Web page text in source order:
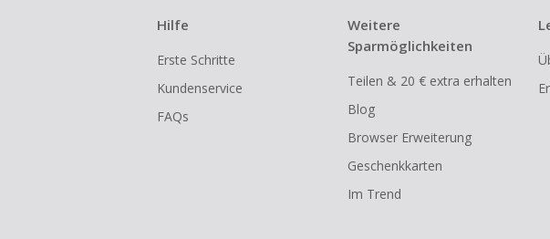
Hilfe
Erste Schritte
Kundenservice
FAQs
Weitere
Sparmöglichkeiten
Teilen & 20 € extra erhalten
Blog
Browser Erweiterung
Geschenkkarten
Im Trend